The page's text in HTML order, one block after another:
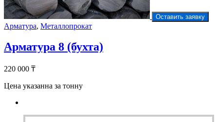
Оставить заявку
Арматура, Металлопрокат
Арматура 8 (бухта)
220 000 ₸
Цена указанна за тонну